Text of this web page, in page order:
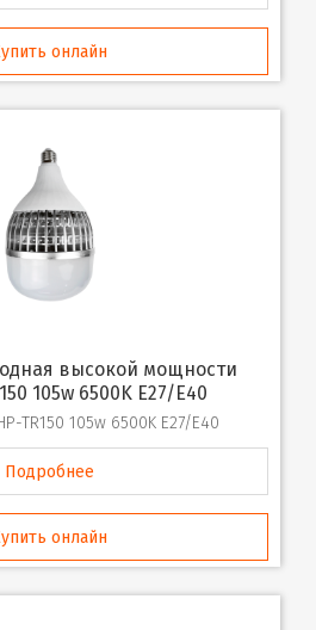
онлайн
105w 6500K E27/E40
TR150 105w 6500K E27/E40
Подробнее
онлайн